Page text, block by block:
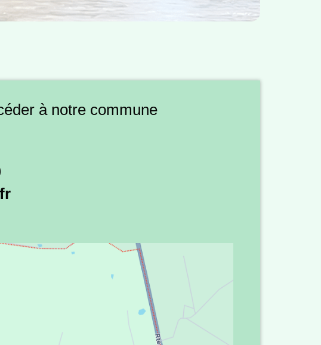
à notre commune